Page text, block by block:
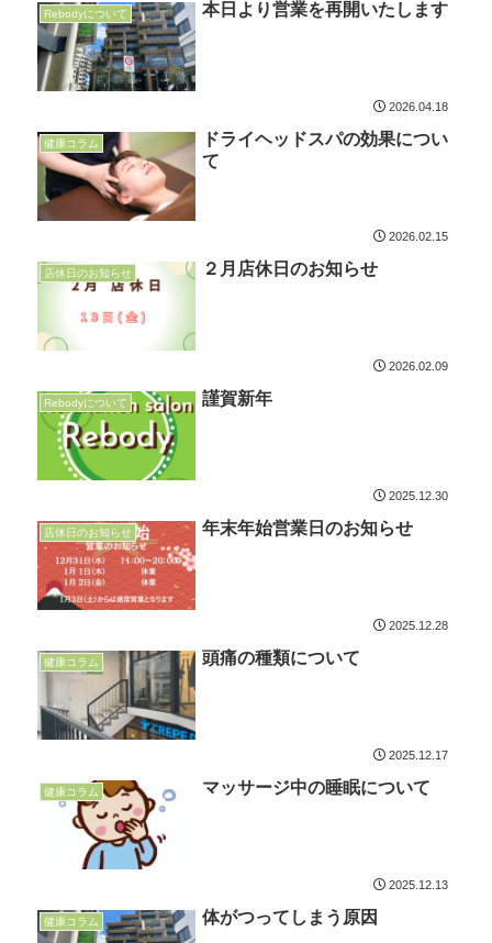
Rebodyについて 本日より営業を再開いたします
2026.04.18
健康コラム
ドライヘッドスパの効果につい
て
2026.02.15
店休日のお知らせ ２月店休日のお知らせ
2026.02.09
Rebodyについて 謹賀新年
2025.12.30
店休日のお知らせ 年末年始営業日のお知らせ
2025.12.28
健康コラム 頭痛の種類について
2025.12.17
健康コラム マッサージ中の睡眠について
2025.12.13
健康コラム 体がつってしまう原因